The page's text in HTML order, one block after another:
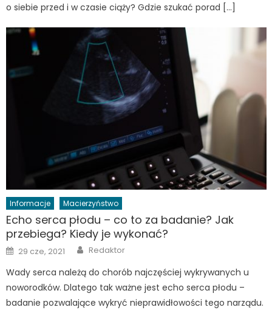
o siebie przed i w czasie ciąży? Gdzie szukać porad […]
Informacje Macierzyństwo
Echo serca płodu – co to za badanie? Jak
przebiega? Kiedy je wykonać?
Posted
on
29 cze, 2021 Author
Redaktor
Wady serca należą do chorób najczęściej wykrywanych u
noworodków. Dlatego tak ważne jest echo serca płodu –
badanie pozwalające wykryć nieprawidłowości tego narządu.